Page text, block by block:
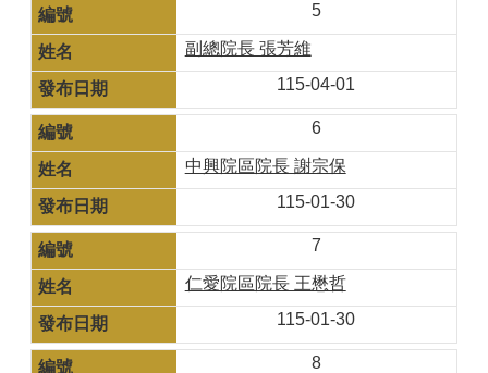
5
副總院長 張芳維
115-04-01
6
中興院區院長 謝宗保
115-01-30
7
仁愛院區院長 王懋哲
115-01-30
8